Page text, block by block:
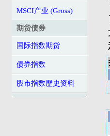
MSCI产业 (Gross)
期货债券
国际指数期货
债券指数
股市指数歷史资料